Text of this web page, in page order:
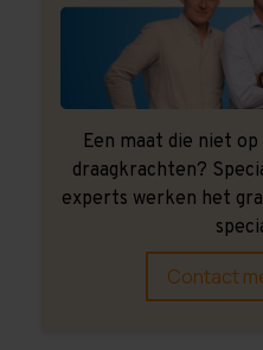
Een maat die niet
draagkrachten?
experts werken het
Contact